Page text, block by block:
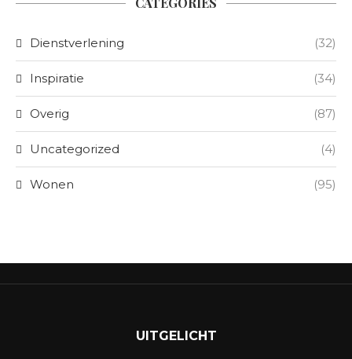
Dienstverlening (32)
Inspiratie (34)
Overig (87)
Uncategorized (4)
Wonen (95)
UITGELICHT